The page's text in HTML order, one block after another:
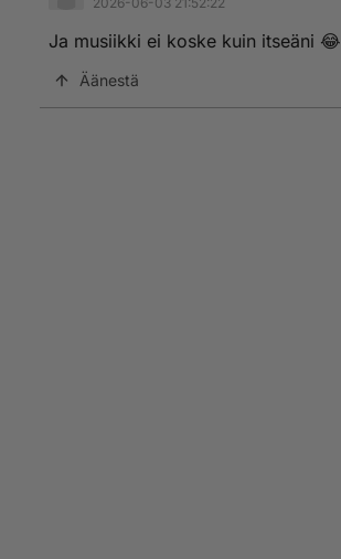
Ja musiikki ei koske kuin itseäni 😂
Äänestä